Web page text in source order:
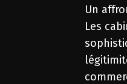
Un
Les